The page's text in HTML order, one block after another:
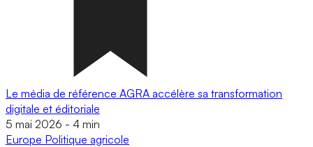
Le média de référence AGRA accélère sa transformation
digitale et éditoriale
5 mai 2026 - 4 min
Europe Politique agricole